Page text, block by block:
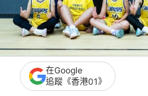
余佩茵老師（上排左一）指出，學
在Google
追蹤《香港01》